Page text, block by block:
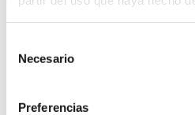
Necesario
Preferencias
Productes